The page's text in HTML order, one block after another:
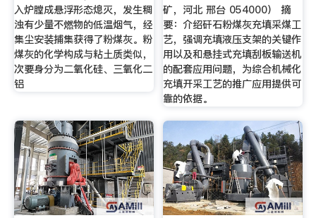
入炉膛成悬浮形态熄灭，发生稠
浊有少量不燃物的低温烟气，经
集尘安装捕集获得了粉煤灰。粉
煤灰的化学构成与粘土质类似，
次要身分为二氧化硅、三氧化二
铝
矿，河北 邢台 054000） 摘
要：介绍矸石粉煤灰充填采煤工
艺，强调充填液压支架的关键作
用以及和悬挂式充填刮板输送机
的配套应用问题，为综合机械化
充填开采工艺的推广应用提供可
靠的依据。